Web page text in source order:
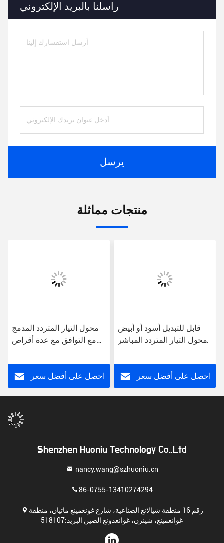
راسلنا بالبريد الإلكتروني
يرسل
منتجات مماثلة
محول التيار المتردد المدمج
مع التوافق مع عدة أقراص
الوزن
احصل على أفضل سعر
قابل للتبديل أسود أو أبيض
محول التيار المتردد المباشر
البلاستيكية
احصل على أفضل سعر
Shenzhen Huoniu Technology Co.,Ltd
nancy.wang@szhuoniu.cn
86-0755-13410274294
رقم 16 منطقة شيالانغ الصناعية، شارع غونغمينغ ماتيان، منطقة
غوانغمينغ، شينزن، غوانغدونغ الصين البريد:518107